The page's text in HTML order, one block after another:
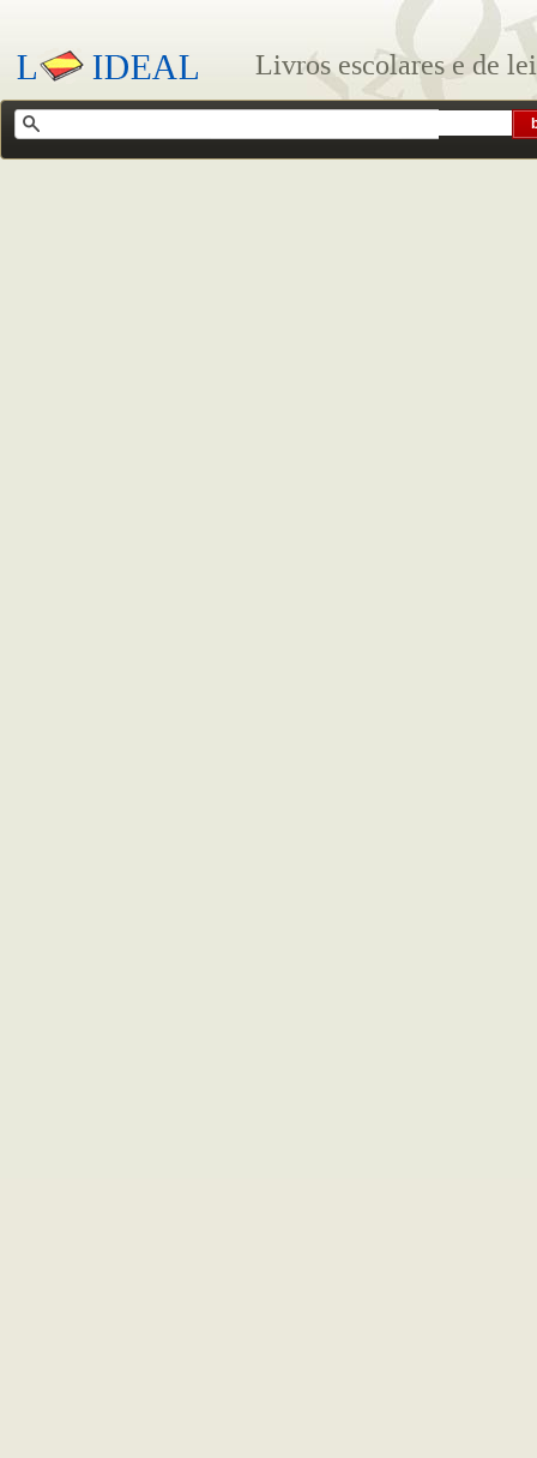
Livros escolares e de